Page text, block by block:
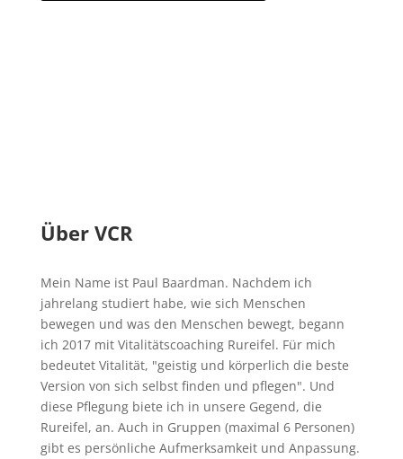
Über VCR
Mein Name ist Paul Baardman. Nachdem ich
jahrelang studiert habe, wie sich Menschen
bewegen und was den Menschen bewegt, begann
ich 2017 mit Vitalitätscoaching Rureifel. Für mich
bedeutet Vitalität, "geistig und körperlich die beste
Version von sich selbst finden und pflegen". Und
diese Pflegung biete ich in unsere Gegend, die
Rureifel, an. Auch in Gruppen (maximal 6 Personen)
gibt es persönliche Aufmerksamkeit und Anpassung.